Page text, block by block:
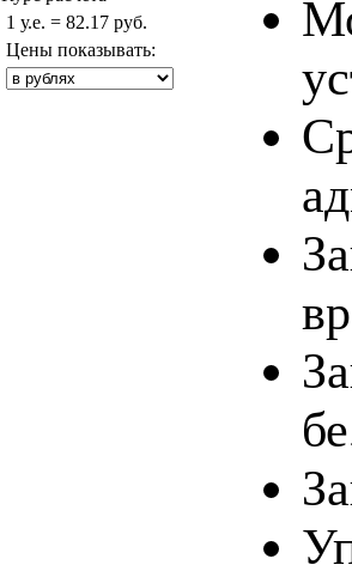
1 у.е. = 82.17 руб.
Цены показывать: